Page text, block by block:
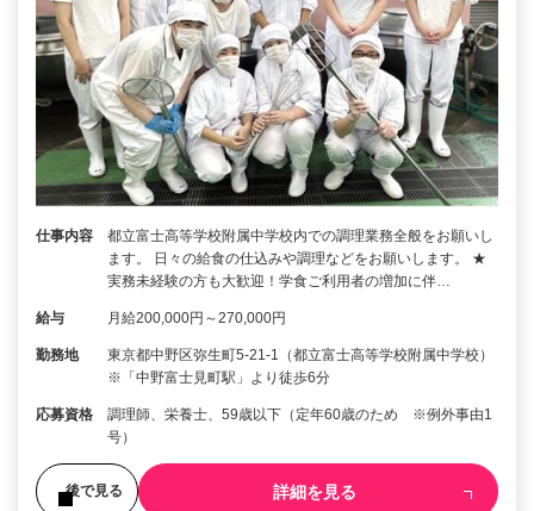
仕事内容
都立富士高等学校附属中学校内での調理業務全般をお願いし
ます。 日々の給食の仕込みや調理などをお願いします。 ★
実務未経験の方も大歓迎！学食ご利用者の増加に伴…
給与 月給200,000円～270,000円
勤務地
東京都中野区弥生町5-21-1（都立富士高等学校附属中学校）
※「中野富士見町駅」より徒歩6分
応募資格
調理師、栄養士、59歳以下（定年60歳のため ※例外事由1
号）
後で見る 詳細を見る